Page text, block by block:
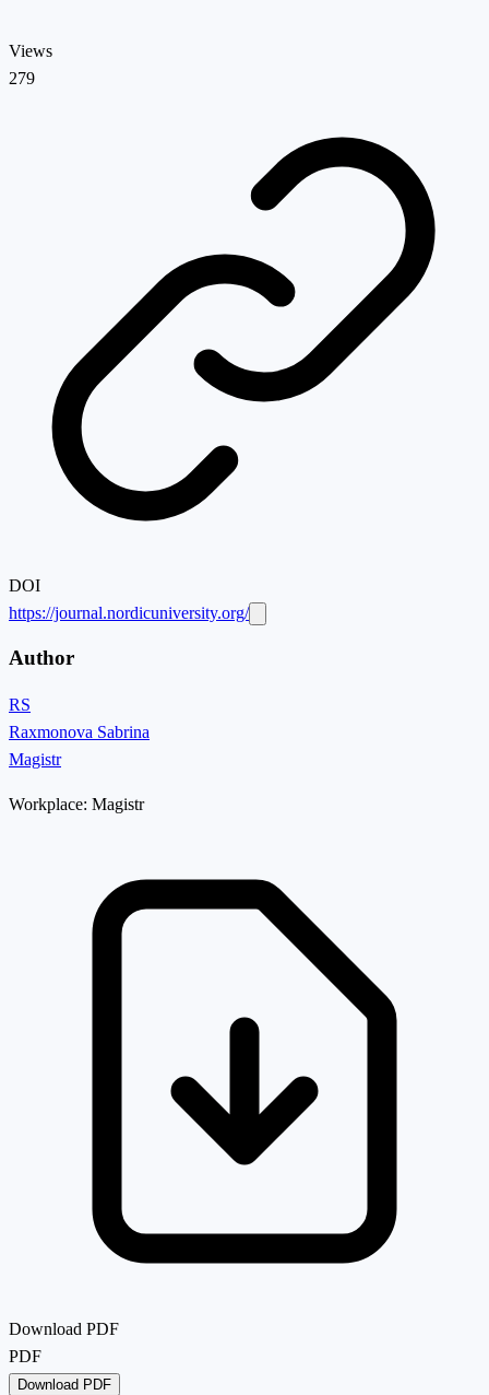
Views
279
DOI
https://journal.nordicuniversity.org/
Author
RS
Raxmonova Sabrina
Magistr
Workplace: Magistr
Download PDF
PDF
Download PDF